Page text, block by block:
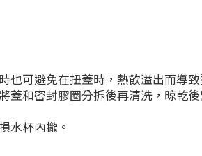
可避免在扭蓋時，熱飲溢出而導致
和密封膠圈分拆後再清洗，晾乾
水杯內攏。